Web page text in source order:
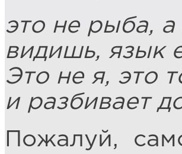
это не рыба,
видишь, язык
Это не я, это
и разбивает
Пожалуй,